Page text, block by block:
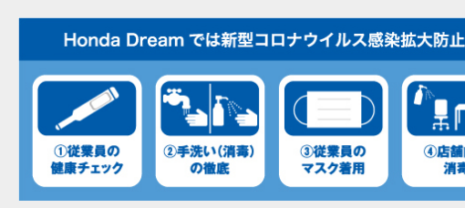
MOVIE 【Hondaバイ
7/4・5 鈴鹿８
EVENT KOOD クロモ
MOVIE 【三重→香川
EVENT “コカ・コー
MOVIE 【ホンダ バ
MOVIE 【ホンダ バ
MOVIE 【ホンダ バイ